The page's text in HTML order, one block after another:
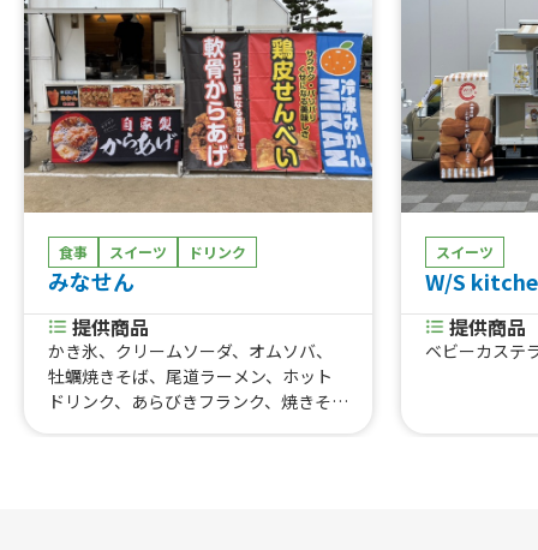
食事 スイーツ ドリンク
みなせん
提供商品
かき氷、クリームソーダ、オムソバ、
牡蠣焼きそば、尾道ラーメン、ホット
ドリンク、あらびきフランク、焼きそ
スイーツ
W/S
提供商品
ベビーカステ